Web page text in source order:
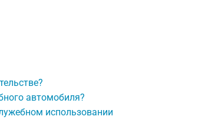
автомобиля?
использовании